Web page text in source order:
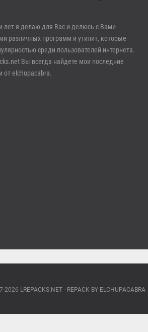
Регистрация
лет я делаю для Вас и делюсь с Вами
различных программ и утилит, которые
среди пользователей интернета.
Вы всегда найдете мои последние
от elchupacabra.
LREPACKS.NET - REPACK BY ELCHUPACABRA